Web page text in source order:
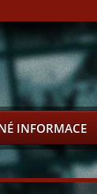
INFORMACE